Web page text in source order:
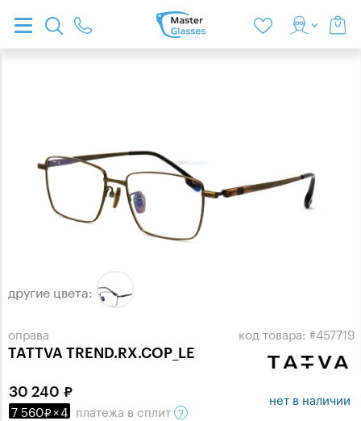
оправа
TATTVA TREND.RX.COP_LE
код товара: #457719
другие цвета:
30 240
7 560 ×4 платежа в сплит
нет в наличии